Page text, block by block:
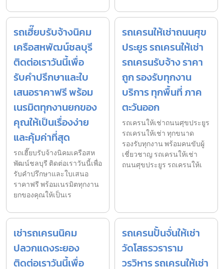
รถเฮี๊ยบรับจ้างนิคม
เครือสหพัฒน์ชลบุรี
ติดต่อเราวันนี้เพื่อ
รับคำปรึกษาและใบ
เสนอราคาฟรี พร้อม
เนรมิตทุกงานยกของ
คุณให้เป็นเรื่องง่าย
และคุ้มค่าที่สุด
รถเฮี๊ยบรับจ้างนิคมเครือสห
พัฒน์ชลบุรี ติดต่อเราวันนี้เพื่อ
รับคำปรึกษาและใบเสนอ
ราคาฟรี พร้อมเนรมิตทุกงาน
ยกของคุณให้เป็นเร
รถเครนให้เช่าถนนศุข
ประยูร รถเครนให้เช่า
รถเครนรับจ้าง ราคา
ถูก รองรับทุกงาน
บริการ ทุกพื้นที่ ภาค
ตะวันออก
รถเครนให้เช่าถนนศุขประยูร
รถเครนให้เช่า ทุกขนาด
รองรับทุกงาน พร้อมคนขับผู้
เชี่ยวชาญ รถเครนให้เช่า
ถนนศุขประยูร รถเครนให้เ
เช่ารถเครนนิคม
ปลวกแดงระยอง
ติดต่อเราวันนี้เพื่อ
รถเครนปั้นจั่นให้เช่า
วัดโสธรวราราม
วรวิหาร รถเครนให้เช่า